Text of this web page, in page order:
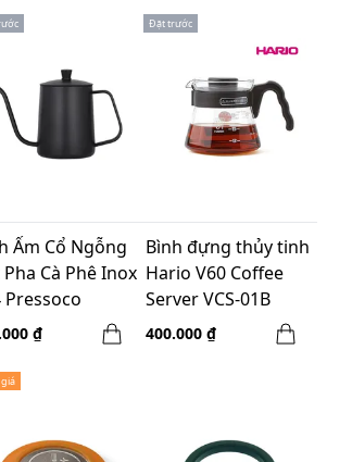
Ấm Cổ Ngỗng
Pha Cà Phê Inox
Pressoco
- Màu Đen
₫
Đặt trước
Bình đựng thủy tinh
Hario V60 Coffee
Server VCS-01B
450ml
400.000 ₫